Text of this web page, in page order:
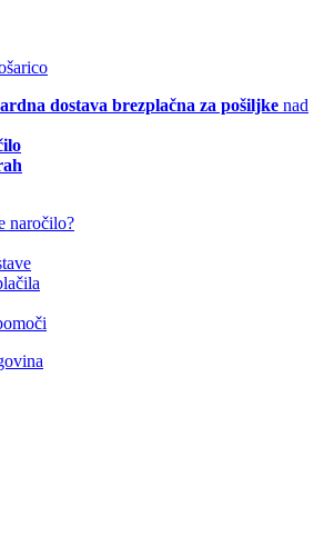
dostava brezplačna za pošiljke nad
naročilo?